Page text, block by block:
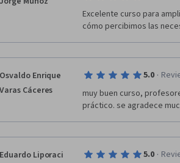
Excelente curso para
cómo percibimos las
Osvaldo Enrique
Varas Cáceres
5.0 ·
muy buen curso,
práctico. se agradece
Eduardo Liporaci
5.0 ·